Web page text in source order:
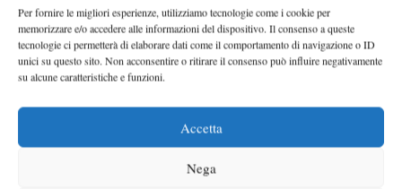
Per fornire le migliori esperienze, utilizziamo tecnologie come i cookie per
memorizzare e/o accedere alle informazioni del dispositivo. Il consenso a queste
tecnologie ci permetterà di elaborare dati come il comportamento di navigazione o ID
unici su questo sito. Non acconsentire o ritirare il consenso può influire negativamente
su alcune caratteristiche e funzioni.
Accetta
Nega
Ragazze dai Saloni